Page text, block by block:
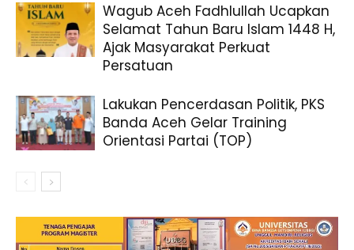
Wagub Aceh Fadhlullah Ucapkan
Selamat Tahun Baru Islam 1448 H,
Ajak Masyarakat Perkuat
Persatuan
Lakukan Pencerdasan Politik, PKS
Banda Aceh Gelar Training
Orientasi Partai (TOP)